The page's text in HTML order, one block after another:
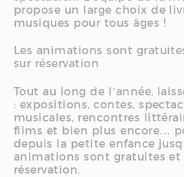
propose un large choix de
musiques pour tous âges !
Les animations sont
sur réservation
Tout au long de l’année,
: expositions, contes,
musicales, rencontres
films et bien plus encore…
depuis la petite enfance
animations sont gratuites et
réservation.